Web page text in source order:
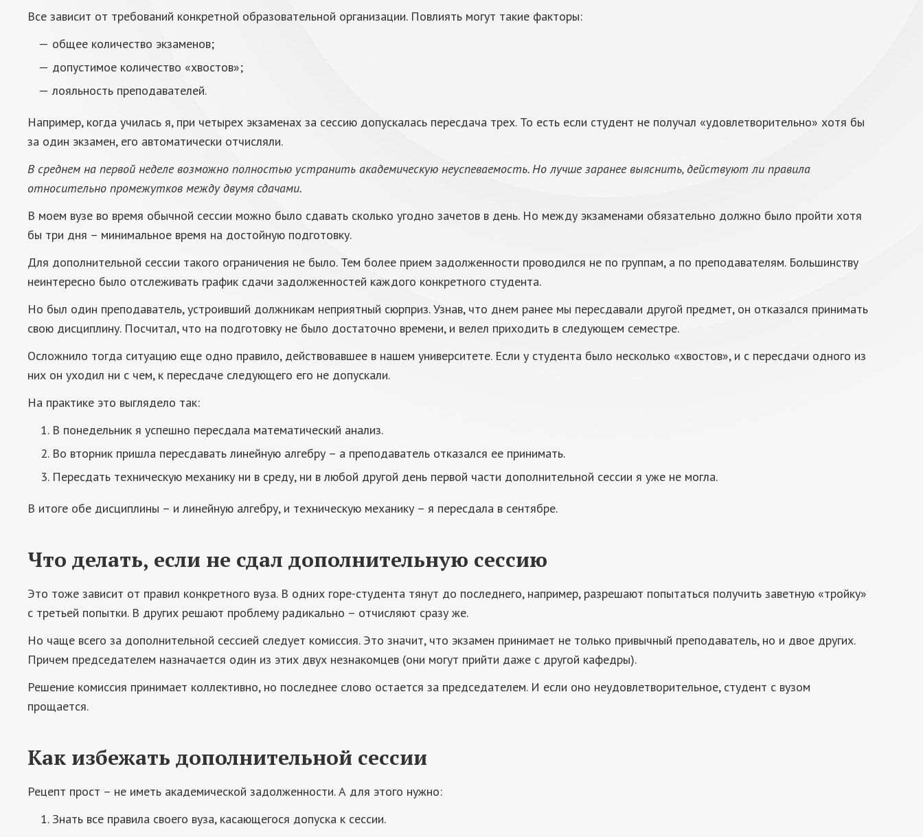
Все зависит от требований конкретной образовательной организации. Повлиять могут такие факторы:
общее количество экзаменов;
допустимое количество «хвостов»;
лояльность преподавателей.
Например, когда училась я, при четырех экзаменах за сессию допускалась пересдача трех. То есть если студент не получал «удовлетворительно» хотя бы
за один экзамен, его автоматически отчисляли.
В среднем на первой неделе возможно полностью устранить академическую неуспеваемость. Но лучше заранее выяснить, действуют ли правила
относительно промежутков между двумя сдачами.
В моем вузе во время обычной сессии можно было сдавать сколько угодно зачетов в день. Но между экзаменами обязательно должно было пройти хотя
бы три дня – минимальное время на достойную подготовку.
Для дополнительной сессии такого ограничения не было. Тем более прием задолженности проводился не по группам, а по преподавателям. Большинству
неинтересно было отслеживать график сдачи задолженностей каждого конкретного студента.
Но был один преподаватель, устроивший должникам неприятный сюрприз. Узнав, что днем ранее мы пересдавали другой предмет, он отказался принимать
свою дисциплину. Посчитал, что на подготовку не было достаточно времени, и велел приходить в следующем семестре.
Осложнило тогда ситуацию еще одно правило, действовавшее в нашем университете. Если у студента было несколько «хвостов», и с пересдачи одного из
них он уходил ни с чем, к пересдаче следующего его не допускали.
На практике это выглядело так:
В понедельник я успешно пересдала математический анализ.
Во вторник пришла пересдавать линейную алгебру – а преподаватель отказался ее принимать.
Пересдать техническую механику ни в среду, ни в любой другой день первой части дополнительной сессии я уже не могла.
В итоге обе дисциплины – и линейную алгебру, и техническую механику – я пересдала в сентябре.
Что делать, если не сдал дополнительную сессию
Это тоже зависит от правил конкретного вуза. В одних горе-студента тянут до последнего, например, разрешают попытаться получить заветную «тройку»
с третьей попытки. В других решают проблему радикально – отчисляют сразу же.
Но чаще всего за дополнительной сессией следует комиссия. Это значит, что экзамен принимает не только привычный преподаватель, но и двое других.
Причем председателем назначается один из этих двух незнакомцев (они могут прийти даже с другой кафедры).
Решение комиссия принимает коллективно, но последнее слово остается за председателем. И если оно неудовлетворительное, студент с вузом
прощается.
Как избежать дополнительной сессии
Рецепт прост – не иметь академической задолженности. А для этого нужно:
Знать все правила своего вуза, касающегося допуска к сессии.